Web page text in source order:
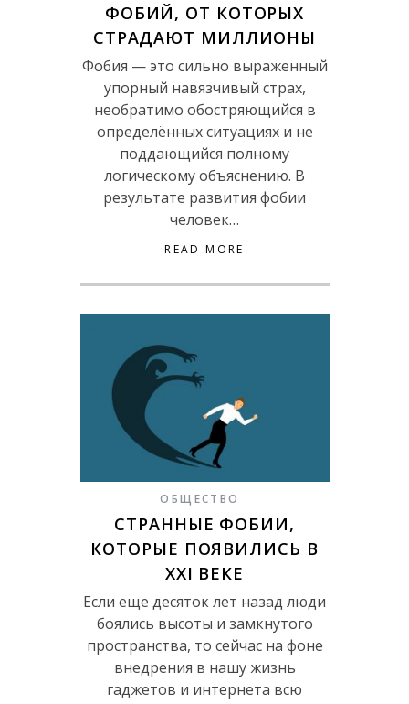
ФОБИЙ, ОТ КОТОРЫХ
СТРАДАЮТ МИЛЛИОНЫ
Фобия — это сильно выраженный
упорный навязчивый страх,
необратимо обостряющийся в
определённых ситуациях и не
поддающийся полному
логическому объяснению. В
результате развития фобии
человек…
READ MORE
ОБЩЕСТВО
СТРАННЫЕ ФОБИИ,
КОТОРЫЕ ПОЯВИЛИСЬ В
XXI ВЕКЕ
Если еще десяток лет назад люди
боялись высоты и замкнутого
пространства, то сейчас на фоне
внедрения в нашу жизнь
гаджетов и интернета всю